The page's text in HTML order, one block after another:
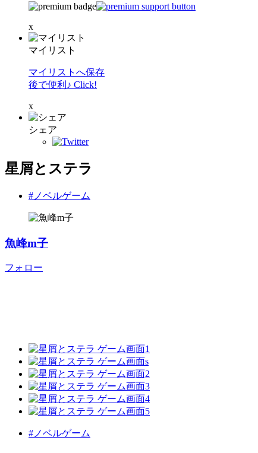
x
マイリスト
マイリストへ保存
後で便利♪ Click!
x
シェア
星屑とステラ
#ノベルゲーム
魚峰m子
フォロー
#ノベルゲーム